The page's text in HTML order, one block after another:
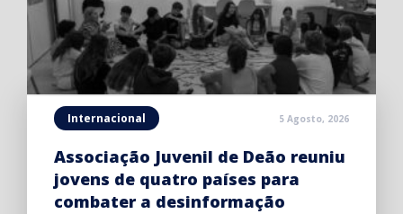
Internacional 5 Agosto, 2026
Associação Juvenil de Deão reuniu
jovens de quatro países para
combater a desinformação